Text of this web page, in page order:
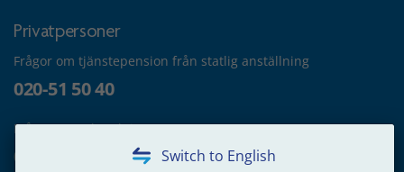
Switch to English
Privatpersoner
Frågor om tjänstepension från statlig anställning
020-51 50 40
Frågor om utbetalning
020-65 00 65